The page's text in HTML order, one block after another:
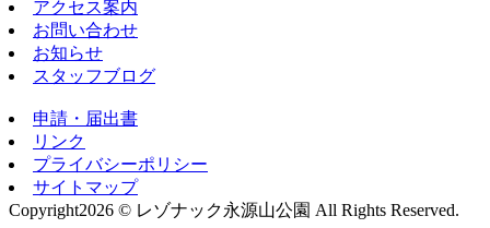
アクセス案内
お問い合わせ
お知らせ
スタッフブログ
申請・届出書
リンク
プライバシーポリシー
サイトマップ
Copyright2026 © レゾナック永源山公園 All Rights Reserved.